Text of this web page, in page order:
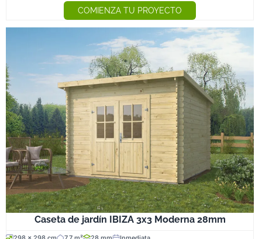
COMIENZA TU PROYECTO
Caseta de jardín IBIZA 3x3 Moderna 28mm